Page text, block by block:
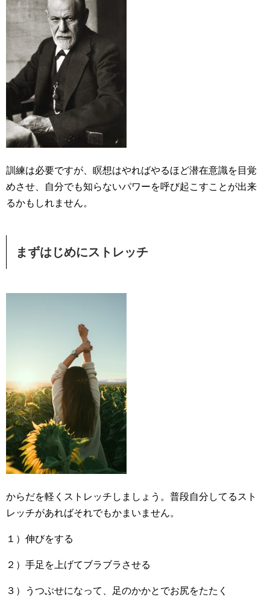
訓練は必要ですが、瞑想はやればやるほど潜在意識を目覚
めさせ、自分でも知らないパワーを呼び起こすことが出来
るかもしれません。
まずはじめにストレッチ
からだを軽くストレッチしましょう。普段自分してるスト
レッチがあればそれでもかまいません。
１）伸びをする
２）手足を上げてブラブラさせる
３）うつぶせになって、足のかかとでお尻をたたく